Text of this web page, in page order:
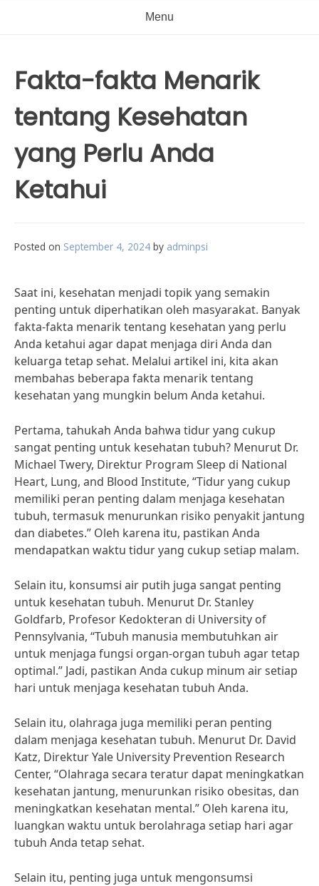
Menu
Fakta-fakta Menarik
tentang Kesehatan
yang Perlu Anda
Ketahui
Posted on September 4, 2024 by adminpsi
Saat ini, kesehatan menjadi topik yang semakin
penting untuk diperhatikan oleh masyarakat. Banyak
fakta-fakta menarik tentang kesehatan yang perlu
Anda ketahui agar dapat menjaga diri Anda dan
keluarga tetap sehat. Melalui artikel ini, kita akan
membahas beberapa fakta menarik tentang
kesehatan yang mungkin belum Anda ketahui.
Pertama, tahukah Anda bahwa tidur yang cukup
sangat penting untuk kesehatan tubuh? Menurut Dr.
Michael Twery, Direktur Program Sleep di National
Heart, Lung, and Blood Institute, “Tidur yang cukup
memiliki peran penting dalam menjaga kesehatan
tubuh, termasuk menurunkan risiko penyakit jantung
dan diabetes.” Oleh karena itu, pastikan Anda
mendapatkan waktu tidur yang cukup setiap malam.
Selain itu, konsumsi air putih juga sangat penting
untuk kesehatan tubuh. Menurut Dr. Stanley
Goldfarb, Profesor Kedokteran di University of
Pennsylvania, “Tubuh manusia membutuhkan air
untuk menjaga fungsi organ-organ tubuh agar tetap
optimal.” Jadi, pastikan Anda cukup minum air setiap
hari untuk menjaga kesehatan tubuh Anda.
Selain itu, olahraga juga memiliki peran penting
dalam menjaga kesehatan tubuh. Menurut Dr. David
Katz, Direktur Yale University Prevention Research
Center, “Olahraga secara teratur dapat meningkatkan
kesehatan jantung, menurunkan risiko obesitas, dan
meningkatkan kesehatan mental.” Oleh karena itu,
luangkan waktu untuk berolahraga setiap hari agar
tubuh Anda tetap sehat.
Selain itu, penting juga untuk mengonsumsi